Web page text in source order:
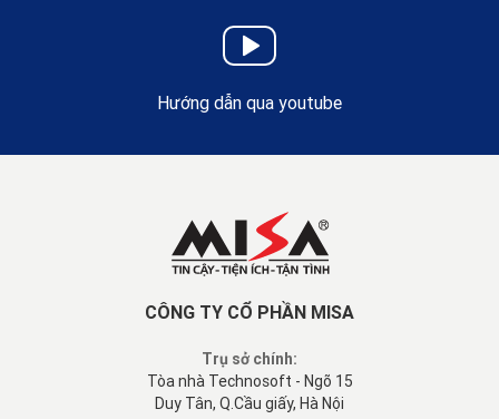
Hướng dẫn qua youtube
CÔNG TY CỔ PHẦN MISA
Trụ sở chính:
Tòa nhà Technosoft - Ngõ 15
Duy Tân, Q.Cầu giấy, Hà Nội